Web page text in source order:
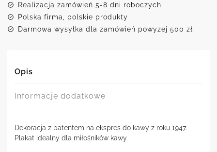
1947
roku
Realizacja zamówień 5-8 dni roboczych
Polska firma, polskie produkty
Darmowa wysyłka dla zamówień powyżej 500 zł
Opis
Informacje dodatkowe
Dekoracja z patentem na ekspres do kawy z roku 1947.
Plakat idealny dla miłośników kawy